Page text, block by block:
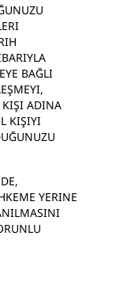
BAĞLI
KIŞI ADINA
KIŞIYI
YERINE